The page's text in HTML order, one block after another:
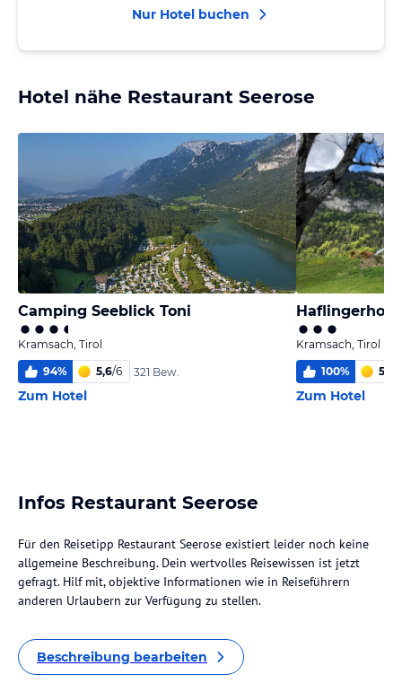
Nur Hotel buchen
Hotel nähe Restaurant Seerose
Camping Seeblick Toni
Kramsach, Tirol
94% 5,6/6 321 Bew.
Zum Hotel
Haflingerhof
Kramsach, Tirol
100% 5,8
Zum Hotel
Infos Restaurant Seerose
Für den Reisetipp Restaurant Seerose existiert leider noch keine
allgemeine Beschreibung. Dein wertvolles Reisewissen ist jetzt
gefragt. Hilf mit, objektive Informationen wie in Reiseführern
anderen Urlaubern zur Verfügung zu stellen.
Beschreibung bearbeiten